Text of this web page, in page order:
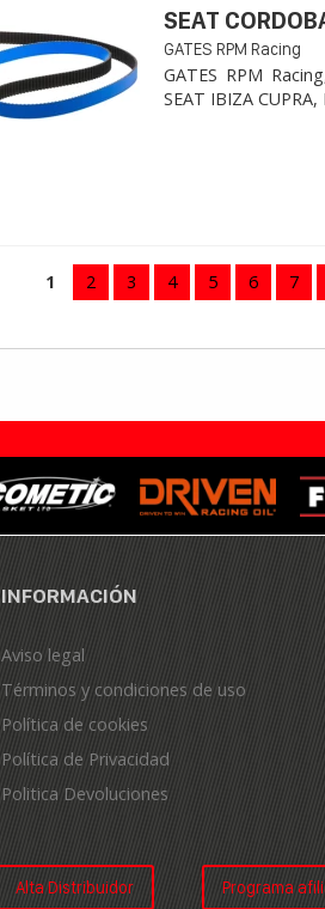
SEAT
GATES RPM Racing
GATES RPM
SEAT IBIZA
1 2 3 4 5 6 7
INFORMACIÓN
Aviso legal
Términos y condiciones de uso
Política de cookies
Política de Privacidad
Politica Devoluciones
Alta Distribuidor Programa